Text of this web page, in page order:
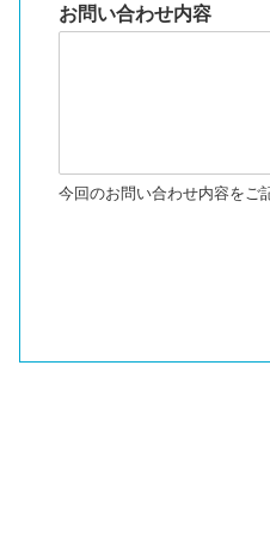
お問い合わせ内容
今回のお問い合わせ内容をご